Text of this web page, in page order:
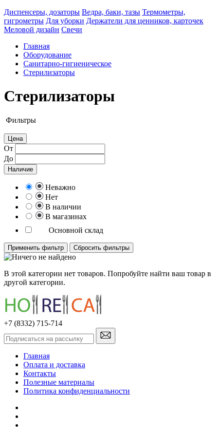
Диспенсеры, дозаторы Ведра, баки, тазы Термометры,
гигрометры Для уборки Держатели для ценников, карточек
Меловой дизайн Свечи
Главная
Оборудование
Санитарно-гигиеническое
Стерилизаторы
Стерилизаторы
Фильтры
Цена
От
До
Наличие
Неважно
Нет
В наличии
В магазинах
Основной склад
Применить фильтр Сбросить фильтры
В этой категории нет товаров. Попробуйте найти ваш товар в
другой категории.
+7 (8332) 715-714
Главная
Оплата и доставка
Контакты
Полезные материалы
Политика конфиденциальности